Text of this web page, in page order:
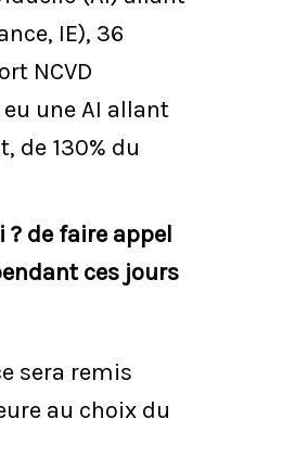
IE), 36
NCVD
eu une AI allant
de 130% du
de faire appel
ces jours
sera remis
au choix du